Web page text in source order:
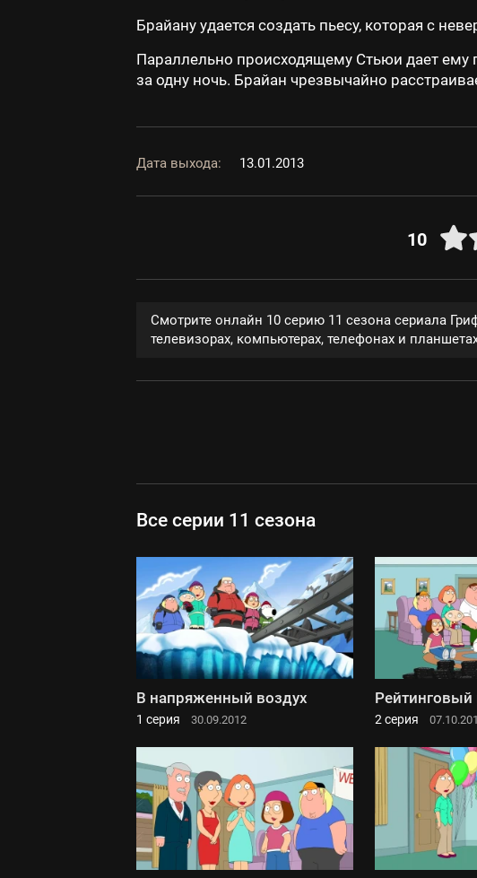
Брайану удается создать пьесу, которая с
Параллельно происходящему Стьюи дает ему
за одну ночь. Брайан чрезвычайно
Дата выхода: 13.01.2013
10
Смотрите онлайн 10 серию 11 сезона сериала
телевизорах, компьютерах, телефонах и
Все серии 11 сезона
В напряженный воздух
1 серия 30.09.2012
Рейтинговый
2 серия